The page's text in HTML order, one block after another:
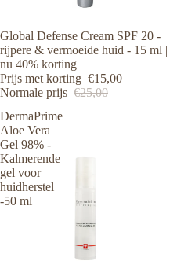
Aanbieding
Global Defense Cream SPF 20 -
rijpere & vermoeide huid - 15 ml |
nu 40% korting
Prijs met korting €15,00
Normale prijs €25,00
DermaPrime
Aloe Vera
Gel 98% -
Kalmerende
gel voor
huidherstel
-50 ml